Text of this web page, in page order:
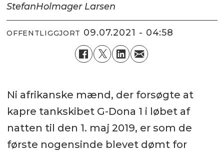
StefanHolmager Larsen
OFFENTLIGGJORT 09.07.2021 - 04:58
Ni afrikanske mænd, der forsøgte at
kapre tankskibet G-Dona 1 i løbet af
natten til den 1. maj 2019, er som de
første nogensinde blevet dømt for